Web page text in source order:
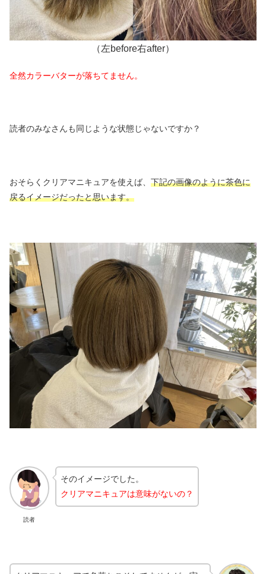
（左before右after）
全然カラーバターが落ちてません。
読者のみなさんも同じような状態じゃないですか？
おそらくクリアマニキュアを使えば、 下記の画像のように茶色に
戻るイメージだったと思います。
読者
そのイメージでした。
クリアマニキュアは意味がないの？